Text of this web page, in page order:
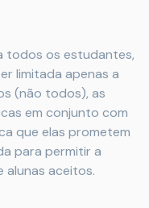
todos os estudantes,
limitada apenas a
(não todos), as
em conjunto com
que elas prometem
para permitir a
aceitos.